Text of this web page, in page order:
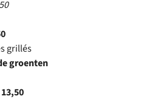
grillés
groenten